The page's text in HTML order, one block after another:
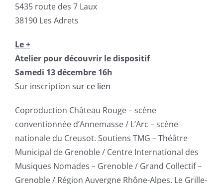
5435 route des 7 Laux
38190 Les Adrets
Le +
Atelier pour découvrir le dispositif
Samedi 13 décembre 16h
Sur inscription sur ce lien
Coproduction Château Rouge – scène
conventionnée d’Annemasse / L’Arc – scène
nationale du Creusot. Soutiens TMG – Théâtre
Municipal de Grenoble / Centre International des
Musiques Nomades – Grenoble / Grand Collectif –
Grenoble / Région Auvergne Rhône-Alpes. Le Grille-